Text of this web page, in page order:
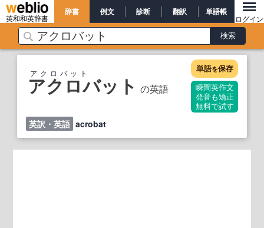
英和和英辞書
辞書 例文 診断 翻訳 単語帳
ログイン
アクロバット の英語
アクロバット 単語を保存
瞬間英作文
発音も矯正
無料で試す
英訳・英語 acrobat